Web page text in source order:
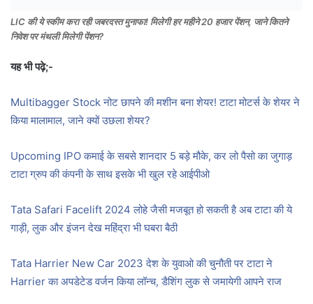
LIC की ये स्कीम करा रही जबरदस्त मुनाफा! मिलेगी हर महीने 20 हजार पेंशन, जाने कितने
निवेश पर मंथली मिलेगी पेंशन?
यह भी पढ़े;-
Multibagger Stock नोट छापने की मशीन बना शेयर! टाटा मोटर्स के शेयर ने
किया मालामाल, जाने क्‍यों उछला शेयर?
Upcoming IPO कमाई के सबसे शानदार 5 बड़े मौके, कर लो पैसो का जुगाड़
टाटा ग्रुप की कंपनी के साथ इसके भी खुल रहे आईपीओ
Tata Safari Facelift 2024 लोहे जैसी मजबूत हो सकती है अब टाटा की ये
गाड़ी, लुक और इंजन देख महिंद्रा भी घबरा बैठी
Tata Harrier New Car 2023 देश के युवाओ की चुनौती पर टाटा ने
Harrier का अपडेटेड वर्जन किया लॉन्च, डैशिंग लुक से जमायेगी आपने राज